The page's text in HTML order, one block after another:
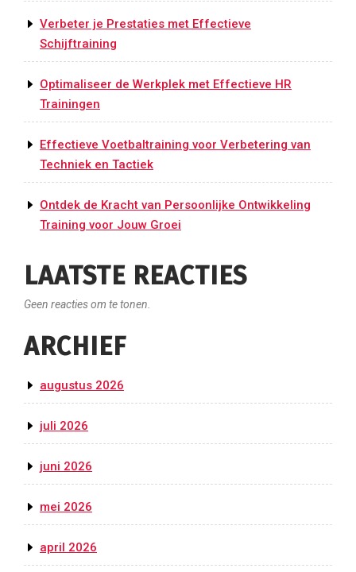
Verbeter je Prestaties met Effectieve
Schijftraining
Optimaliseer de Werkplek met Effectieve HR
Trainingen
Effectieve Voetbaltraining voor Verbetering van
Techniek en Tactiek
Ontdek de Kracht van Persoonlijke Ontwikkeling
Training voor Jouw Groei
LAATSTE REACTIES
Geen reacties om te tonen.
ARCHIEF
augustus 2026
juli 2026
juni 2026
mei 2026
april 2026